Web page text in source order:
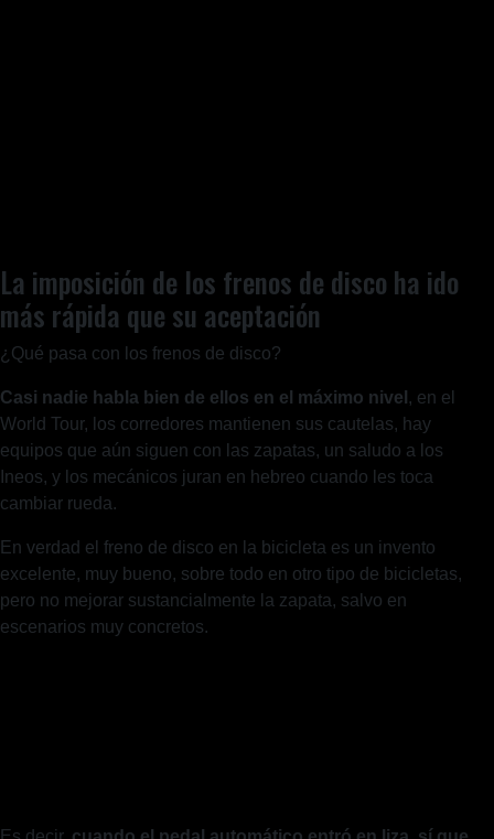
La imposición de los frenos de disco ha ido
más rápida que su aceptación
¿Qué pasa con los frenos de disco?
Casi nadie habla bien de ellos en el máximo nivel , en el
World Tour, los corredores mantienen sus cautelas, hay
equipos que aún siguen con las zapatas, un saludo a los
Ineos, y los mecánicos juran en hebreo cuando les toca
cambiar rueda.
En verdad el freno de disco en la bicicleta es un invento
excelente, muy bueno, sobre todo en otro tipo de bicicletas,
pero no mejorar sustancialmente la zapata, salvo en
escenarios muy concretos.